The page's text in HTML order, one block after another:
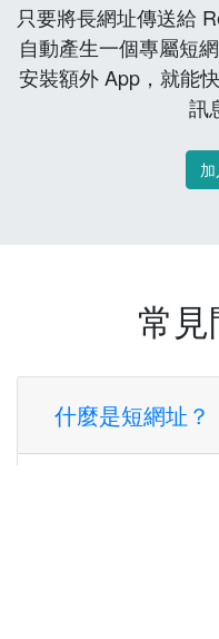
只要將長網址傳送給
自動產生一個專屬短
安裝額外 App，就能
訊
常
什麼是短網址？